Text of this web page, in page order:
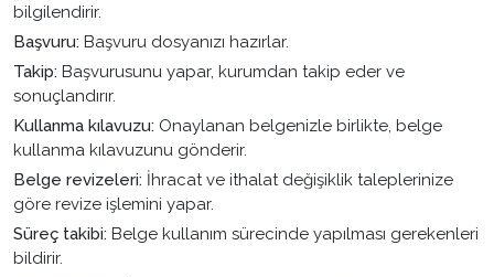
bilgilendirir.
Başvuru: Başvuru dosyanızı hazırlar.
Takip: Başvurusunu yapar, kurumdan takip eder ve
sonuçlandırır.
Kullanma kılavuzu: Onaylanan belgenizle birlikte, belge
kullanma kılavuzunu gönderir.
Belge revizeleri: İhracat ve ithalat değişiklik taleplerinize
göre revize işlemini yapar.
Süreç takibi: Belge kullanım sürecinde yapılması gerekenleri
bildirir.